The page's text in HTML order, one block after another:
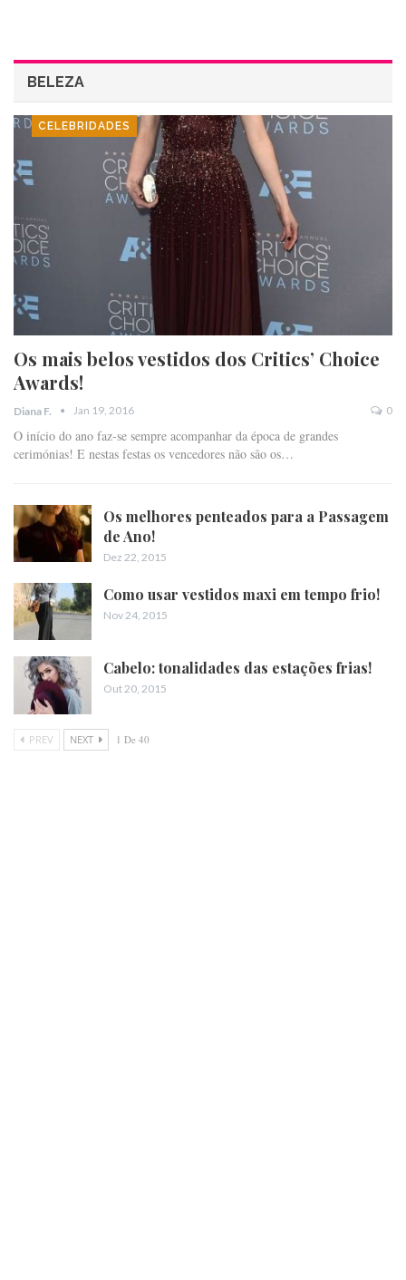
BELEZA
CELEBRIDADES
Os mais belos vestidos dos Critics’ Choice
Awards!
Diana F. Jan 19, 2016 0
O início do ano faz-se sempre acompanhar da época de grandes
cerimónias! E nestas festas os vencedores não são os…
Os melhores penteados para a Passagem
de Ano!
Dez 22, 2015
Como usar vestidos maxi em tempo frio!
Nov 24, 2015
Cabelo: tonalidades das estações frias!
Out 20, 2015
PREV NEXT 1 De 40